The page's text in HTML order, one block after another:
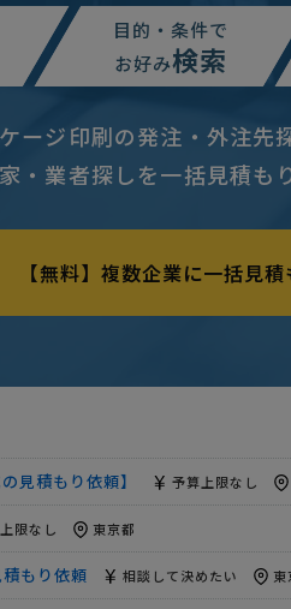
目的・条件で
お好み検索
ージ印刷の発注・外注先
・業者探しを一括見積も
【無料】複数企業に一括見積
見積もり依頼】
限なし 東京都
・パッケージ印刷の見積もり依頼
可）
予算上限なし 東京都
見積もり依頼】 予算上限なし
限なし 東京都
もり依頼 相談して決めたい 東